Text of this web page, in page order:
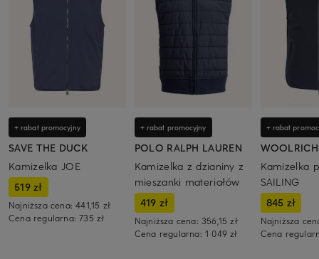
+ rabat promocyjny
SAVE THE DUCK
Kamizelka JOE
519 zł
Najniższa cena:441,15 zł
Cena regularna:735 zł
+ rabat promocyjny
POLO RALPH LAUREN
Kamizelka z dzianiny z
mieszanki materiałów
419 zł
Najniższa cena: 356,15 zł
Cena regularna: 1 049 zł
+ rabat
WOOLRICH
Kamizelka
SAILING
845 zł
Najniższa
Cena